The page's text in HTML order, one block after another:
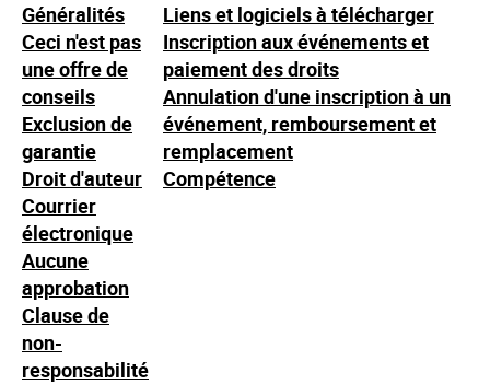
Généralités
Ceci n'est pas
une offre de
conseils
Exclusion de
garantie
Droit d'auteur
Courrier
électronique
Aucune
approbation
Clause de
non-
responsabilité
Liens et logiciels à télécharger
Inscription aux événements et
paiement des droits
Annulation d'une inscription à un
événement, remboursement et
remplacement
Compétence